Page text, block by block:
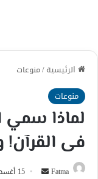
الرئيسية/منوعات
منوعات
لماذا سمي
فى
Fatma
أرسل 15 أغسطس، 2024